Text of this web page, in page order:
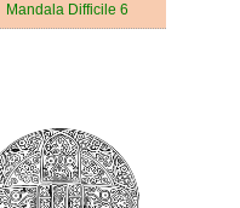
Mandala Difficile 6